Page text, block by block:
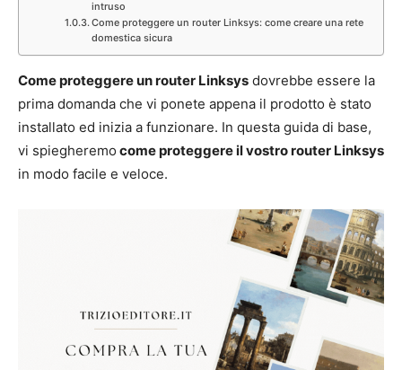
intruso
Come proteggere un router Linksys: come creare una rete
domestica sicura
Come proteggere un router Linksys dovrebbe essere la
prima domanda che vi ponete appena il prodotto è stato
installato ed inizia a funzionare. In questa guida di base,
vi spiegheremo come proteggere il vostro router Linksys
in modo facile e veloce.